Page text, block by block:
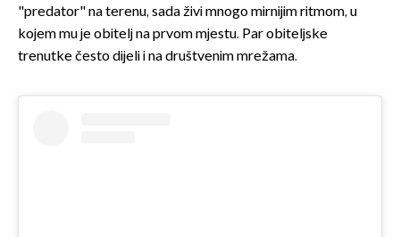
"predator" na terenu, sada živi mnogo mirnijim ritmom, u
kojem mu je obitelj na prvom mjestu. Par obiteljske
trenutke često dijeli i na društvenim mrežama.